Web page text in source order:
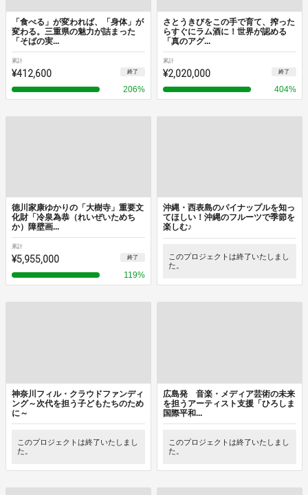
「⾷べる」が変われば、「⾝体」が
変わる。三重県の魅力が詰まった
「そばの実...
累計
¥412,600 終了
206%
さとうきびをこの手で育て、搾った
らすぐにラム酒に！世界が認める
「真のアグ...
累計
¥2,020,000 終了
404%
徳川家康ゆかりの「大樹寺」重要文
化財「冷泉為恭（れいぜいためち
か）障壁画...
累計
¥5,955,000 終了
119%
沖縄・西表島のパイナップルを知っ
てほしい！沖縄のフルーツで季節を
楽しむ♪
このプロジェクトは終了いたしまし
た。
神奈川フィル・クラウドファンディ
ング～次代を担う子どもたちのため
に～
このプロジェクトは終了いたしまし
た。
広島発 音楽・メディア芸術の未来
を担うアーティスト支援「ひろしま
国際平和...
このプロジェクトは終了いたしまし
た。